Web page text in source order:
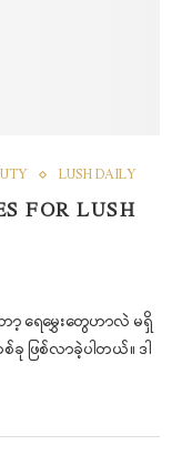
LUSH DAILY
FOR LUSH
ရေမွှေးတွေဟာလဲ မရှိ
ခု ဖြစ်လာခဲ့ပါတယ်။ ဒါ